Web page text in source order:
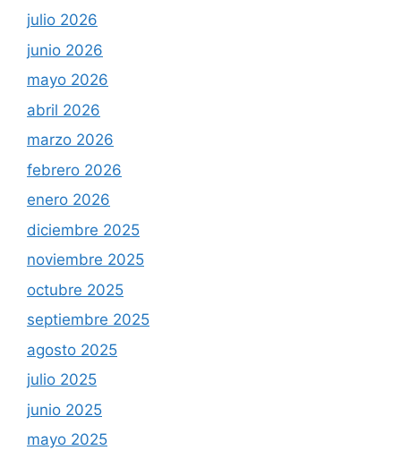
julio 2026
junio 2026
mayo 2026
abril 2026
marzo 2026
febrero 2026
enero 2026
diciembre 2025
noviembre 2025
octubre 2025
septiembre 2025
agosto 2025
julio 2025
junio 2025
mayo 2025